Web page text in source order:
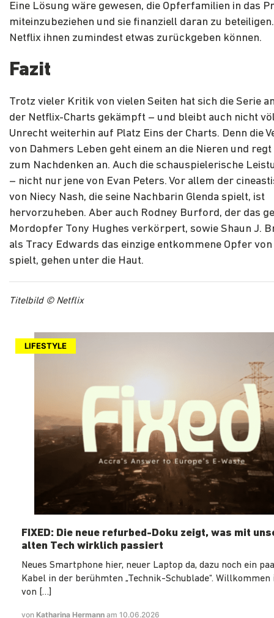
Eine Lösung wäre gewesen, die Opferfamilien in das
miteinzubeziehen und sie finanziell daran zu
Netflix ihnen zumindest etwas zurückgeben können.
Fazit
Trotz vieler Kritik von vielen Seiten hat sich die Serie
der Netflix-Charts gekämpft – und bleibt auch nicht
Unrecht weiterhin auf Platz Eins der Charts. Denn die
von Dahmers Leben geht einem an die Nieren und
zum Nachdenken an. Auch die schauspielerische
– nicht nur jene von Evan Peters. Vor allem der
von Niecy Nash, die seine Nachbarin Glenda spielt, ist
hervorzuheben. Aber auch Rodney Burford, der das
Mordopfer Tony Hughes verkörpert, sowie Shaun J.
als Tracy Edwards das einzige entkommene Opfer
spielt, gehen unter die Haut.
Titelbild © Netflix
LIFESTYLE
FIXED: Die neue refurbed-Doku zeigt, was mit
alten Tech wirklich passiert
Neues Smartphone hier, neuer Laptop da, dazu noch ein
Kabel in der berühmten „Technik-Schublade“.
von […]
von Katharina Hermann am 10.06.2026